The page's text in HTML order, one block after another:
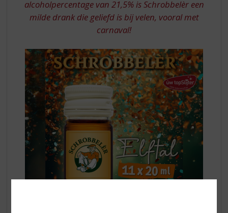
TRAY
alcoholpercentage van 21,5% is Schrobbelèr een
milde drank die geliefd is bij velen, vooral met
carnaval!